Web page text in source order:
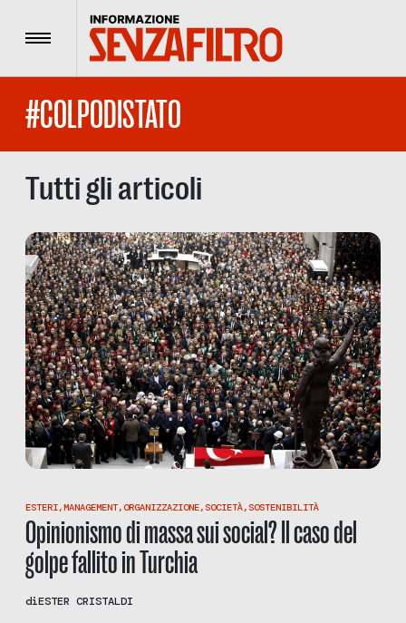
Menu
#COLPODISTATO
Tutti gli articoli
ESTERI,MANAGEMENT,ORGANIZZAZIONE, SOCIETÀ, SOSTENIBILITÀ
Opinionismo di massa sui social? Il caso del
golpe fallito in Turchia
diESTER CRISTALDI